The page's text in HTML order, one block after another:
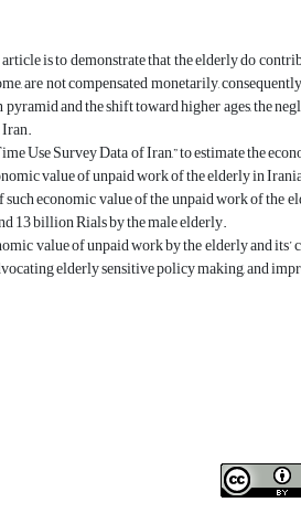
is to demonstrate that the elderly do
are not compensated monetarily,
and the shift toward higher ages, the
Use Survey Data of Iran,” to estimate the
value of unpaid work of the elderly in
economic value of the unpaid work of the
13 billion Rials by the male elderly.
value of unpaid work by the elderly and
elderly sensitive policy making, and